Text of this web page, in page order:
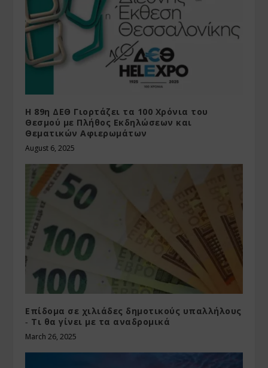
Η 89η ΔΕΘ Γιορτάζει τα 100 Χρόνια του
Θεσμού με Πλήθος Εκδηλώσεων και
Θεματικών Αφιερωμάτων
August 6, 2025
Επίδομα σε χιλιάδες δημοτικούς υπαλλήλους
‑ Τι θα γίνει με τα αναδρομικά
March 26, 2025